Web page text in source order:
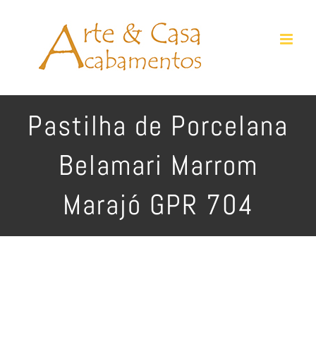
Pastilha de Porcelana
Belamari Marrom
Marajó GPR 704